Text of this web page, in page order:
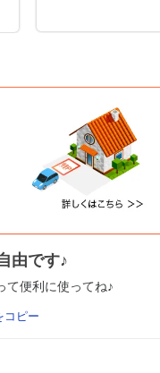
由です♪
て便利に使ってね♪
コピー